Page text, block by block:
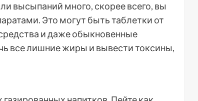
высыпаний много, скорее всего, вы
Это могут быть таблетки от
и даже обыкновенные
все лишние жиры и вывести токсины,